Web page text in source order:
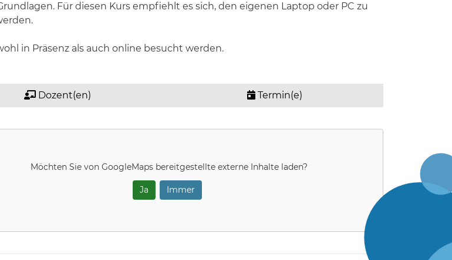
Für diesen Kurs empfiehlt es sich, den eigenen Laptop oder PC zu
in Präsenz als auch online besucht werden.
Dozent(en) Termin(e)
Möchten Sie von GoogleMaps bereitgestellte externe Inhalte laden?
Ja Immer